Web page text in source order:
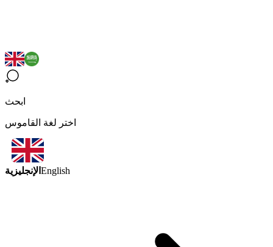
ابحث
اختر لغة القاموس
الإنجليزية English